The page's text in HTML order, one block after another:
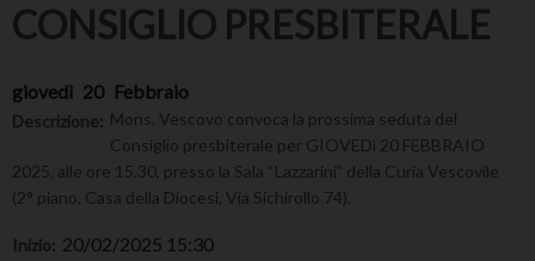
CONSIGLIO PRESBITERALE
giovedì 20 Febbraio
Descrizione: Mons. Vescovo convoca la prossima seduta del
Consiglio presbiterale per GIOVEDì 20 FEBBRAIO
2025, alle ore 15.30, presso la Sala “Lazzarini” della Curia Vescovile
(2° piano, Casa della Diocesi, Via Sichirollo 74).
Inizio: 20/02/2025 15:30